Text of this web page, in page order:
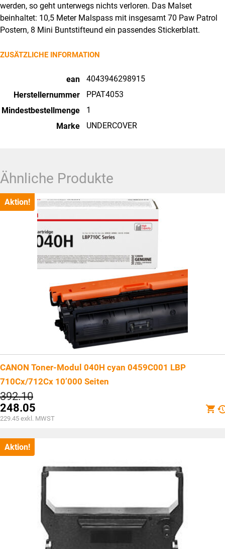
werden, so geht unterwegs nichts verloren. Das Malset
beinhaltet: 10,5 Meter Malspass mit insgesamt 70 Paw Patrol
Postern, 8 Mini Buntstifteund ein passendes Stickerblatt.
ZUSÄTZLICHE INFORMATION
ean
4043946298915
Herstellernummer
PPAT4053
Mindestbestellmenge
1
Marke
UNDERCOVER
Ähnliche Produkte
Aktion!
CANON Toner-Modul 040H cyan 0459C001 LBP
710Cx/712Cx 10’000 Seiten
392.10Ursprünglicher
Preis
war:
CHF392.10
248.05
Aktueller
ist:
CHF248.05.
229.45 exkl. MWST
Aktion!